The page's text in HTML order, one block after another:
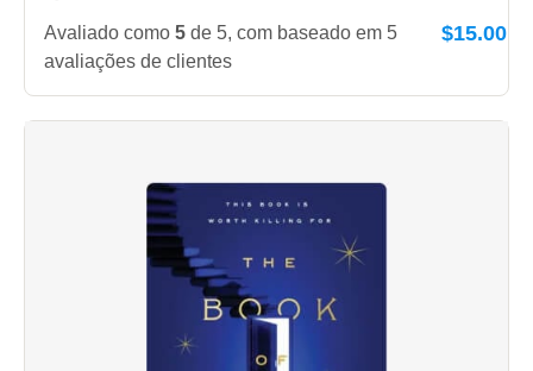
Avaliado como 5 de 5, com baseado em 5
avaliações de clientes
$15.00